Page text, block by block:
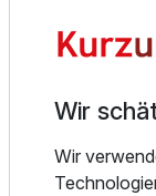
Ausstattung
mitten in den
zeitgemäßen
viel Liebe zum
Unser
Wir
Wir